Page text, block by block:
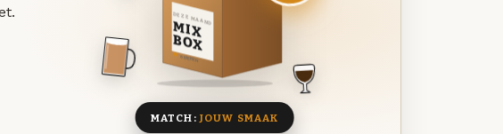
DEZE MAAND
MIX
BOX
8 BIEREN
MATCH: JOUW SMAAK